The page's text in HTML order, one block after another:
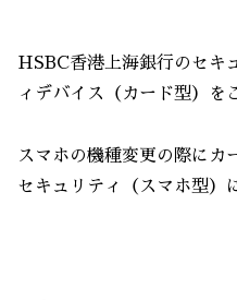
HSBC香港上海銀行のセキ
ィデバイス（カード型）を
スマホの機種変更の際にカ
セキュリティ（スマホ型）